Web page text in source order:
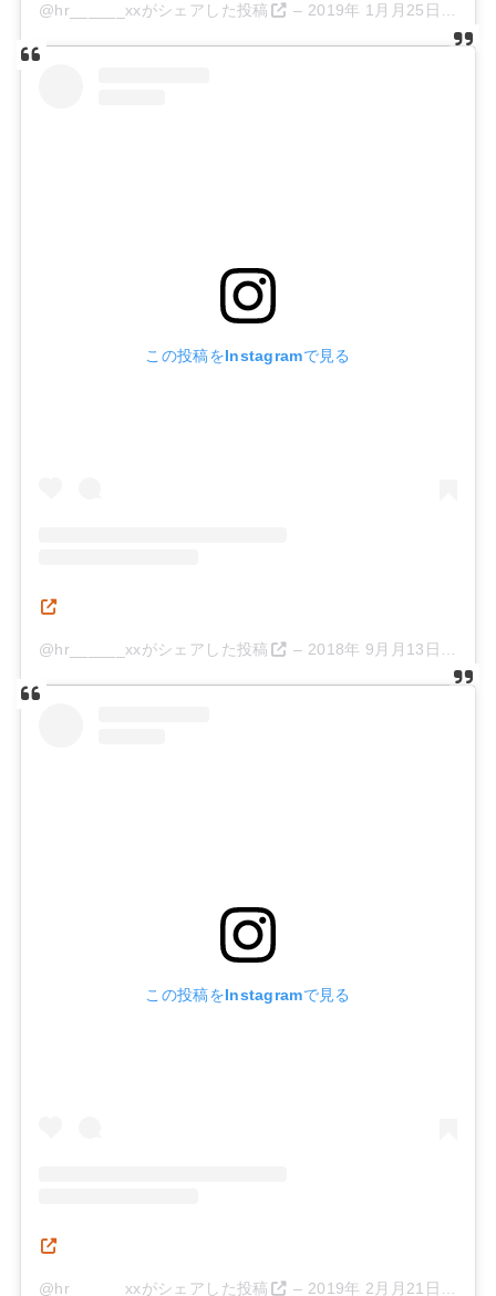
@hr______xxがシェアした投稿 – 2019年 1月月25日午後6時14分PST
この投稿をInstagramで見る
@hr______xxがシェアした投稿 – 2018年 9月月13日午前1時25分PDT
この投稿をInstagramで見る
@hr______xxがシェアした投稿 – 2019年 2月月21日午後3時34分PST